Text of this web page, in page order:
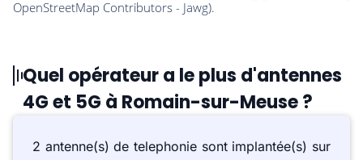
Quel opérateur a le plus d'antennes
4G et 5G à Romain-sur-Meuse ?
2 antenne(s) de telephonie sont implantée(s) sur